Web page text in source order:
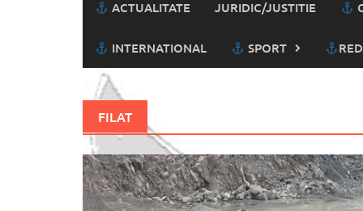
ACTUALITATE JURIDIC/JUSTITIE
INTERNATIONAL SPORT
FILAT